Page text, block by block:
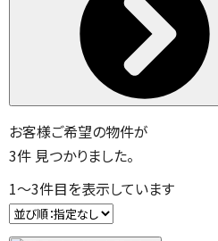
お客様ご希望の物件が
3件 見つかりました。
1～3件目を表示しています